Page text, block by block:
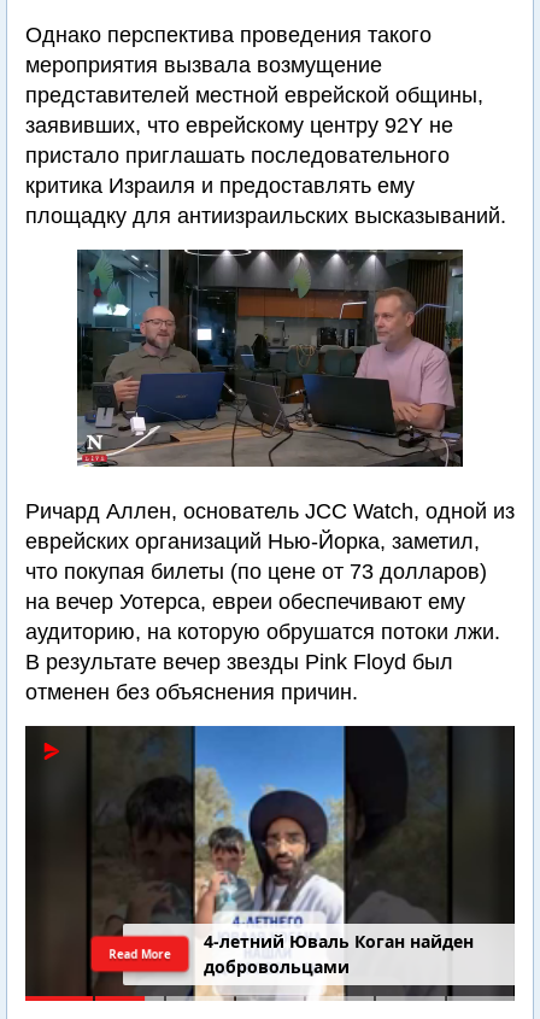
Однако перспектива проведения такого
мероприятия вызвала возмущение
представителей местной еврейской общины,
заявивших, что еврейскому центру 92Y не
пристало приглашать последовательного
критика Израиля и предоставлять ему
площадку для антиизраильских высказываний.
Ричард Аллен, основатель JCC Watch, одной из
еврейских организаций Нью-Йорка, заметил,
что покупая билеты (по цене от 73 долларов)
на вечер Уотерса, евреи обеспечивают ему
аудиторию, на которую обрушатся потоки лжи.
В результате вечер звезды Pink Floyd был
отменен без объяснения причин.
4-летний Юваль Коган найден
добровольцами
Read More